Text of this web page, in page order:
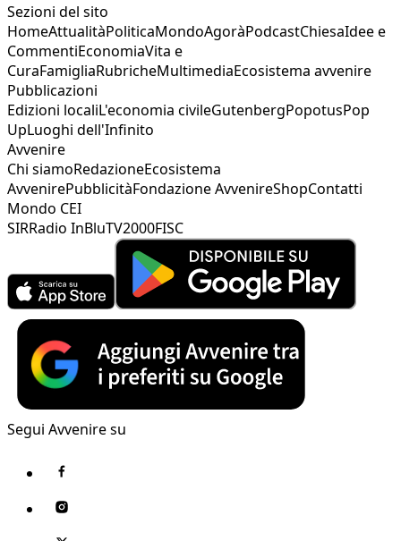
Sezioni del sito
HomeAttualitàPoliticaMondoAgoràPodcastChiesaIdee e
CommentiEconomiaVita e
CuraFamigliaRubricheMultimediaEcosistema avvenire
Pubblicazioni
Edizioni localiL'economia civileGutenbergPopotusPop
UpLuoghi dell'Infinito
Avvenire
Chi siamoRedazioneEcosistema
AvvenirePubblicitàFondazione AvvenireShopContatti
Mondo CEI
SIRRadio InBluTV2000FISC
Segui Avvenire su